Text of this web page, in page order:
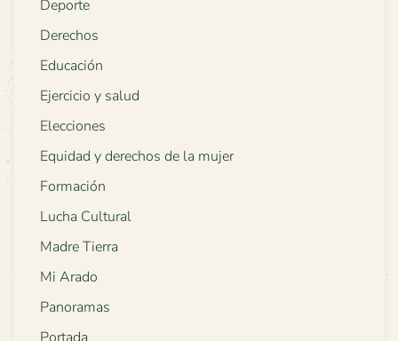
Deporte
Derechos
Educación
Ejercicio y salud
Elecciones
Equidad y derechos de la mujer
Formación
Lucha Cultural
Madre Tierra
Mi Arado
Panoramas